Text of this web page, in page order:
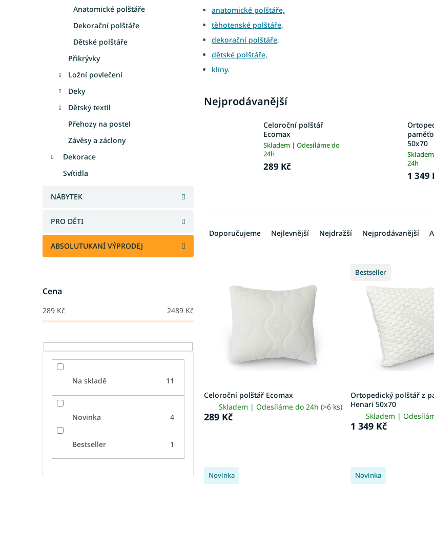
Anatomické polštáře
Dekorační polštáře
Dětské polštáře
Přikrývky
Ložní povlečení
Deky
Dětský textil
Přehozy na postel
Závěsy a záclony
Dekorace
Svítidla
NÁBYTEK
PRO DĚTI
ABSOLUTUKANÍ VÝPRODEJ
Cena
289 Kč 2489 Kč
Na skladě 11
Novinka 4
Bestseller 1
anatomické polštáře,
těhotenské polštáře,
dekorační polštáře,
dětské polštáře,
klíny.
Nejprodávanější
Celoroční polštář
Ecomax
Skladem | Odesíláme do
24h
289 Kč
50x70
24h
1 349
Doporučujeme Nejlevnější Nejdražší Nejprodávanější
t
ů
Celoroční polštář Ecomax
Skladem | Odesíláme do 24h(>6 ks)
289 Kč
Bestseller
Ortopedický polštář z
Henari 50x70
Skladem |
1 349 Kč
Novinka Novinka